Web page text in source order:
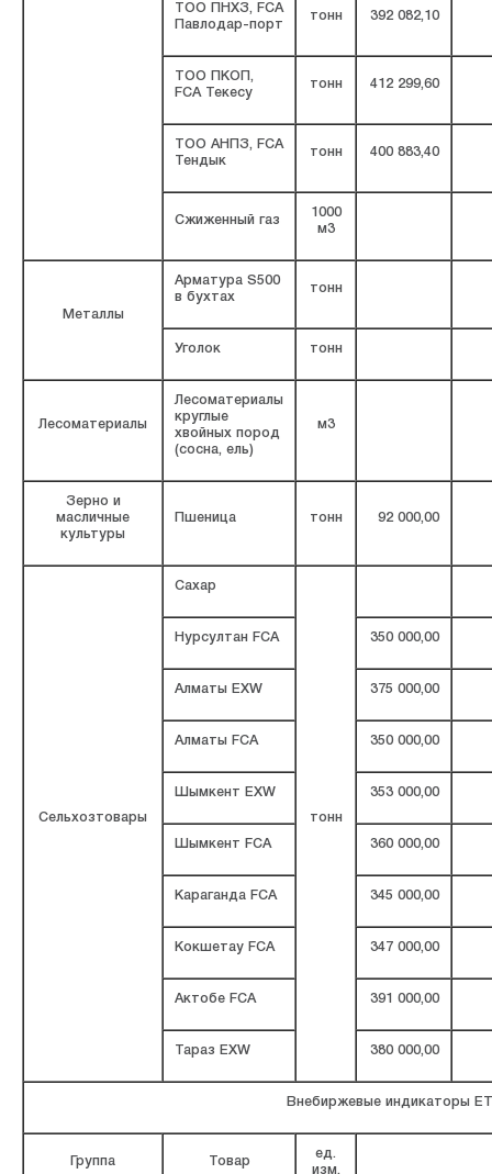
ТОО ПНХЗ, FCA
Павлодар-порт
тонн 392 082,10
ТОО ПКОП,
FCA Текесу
тонн 412 299,60
ТОО АНПЗ, FCA
Тендык
тонн 400 883,40
Сжиженный газ
1000
м3
Металлы
Арматура S500
в бухтах
тонн
Уголок тонн
Лесоматериалы
Лесоматериалы
круглые
хвойных пород
(сосна, ель)
м3
Зерно и
масличные
культуры
Пшеница тонн 92 000,00
Сельхозтовары
Сахар
тонн
Нурсултан FCA 350 000,00
Алматы EXW 375 000,00
Алматы FCA 350 000,00
Шымкент EXW 353 000,00
Шымкент FCA 360 000,00
Караганда FCA 345 000,00
Кокшетау FCA 347 000,00
Актобе FCA 391 000,00
Тараз EXW 380 000,00
Внебиржевые индикаторы
Группа Товар
ед.
изм.